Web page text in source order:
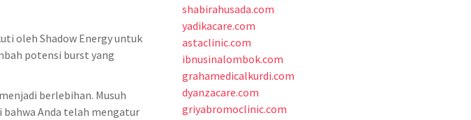
oleh Shadow Energy untuk
potensi burst yang
berlebihan. Musuh
Anda telah mengatur
shabirahusada.com
yadikacare.com
astaclinic.com
ibnusinalombok.com
grahamedicalkurdi.com
dyanzacare.com
griyabromoclinic.com